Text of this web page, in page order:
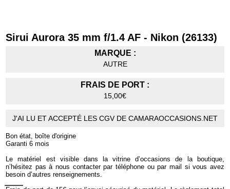
Sirui Aurora 35 mm f/1.4 AF - Nikon (26133)
MARQUE :
AUTRE
FRAIS DE PORT :
15,00€
J'AI LU ET ACCEPTÉ LES CGV DE CAMARAOCCASIONS.NET
Bon état, boîte d'origine
Garanti 6 mois
Le matériel est visible dans la vitrine d’occasions de la boutique,
n’hésitez pas à nous contacter par téléphone ou par mail si vous avez
besoin d’autres renseignements.